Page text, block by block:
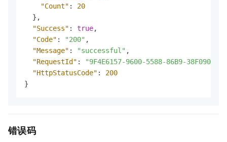
"Count" :
20
} ,
"Success" : true,
"Code" : "200" ,
"Message" : "successful" ,
"RequestId" :
"9F4E6157-9600-5588-86B9-
"HttpStatusCode" :
200
}
错误码